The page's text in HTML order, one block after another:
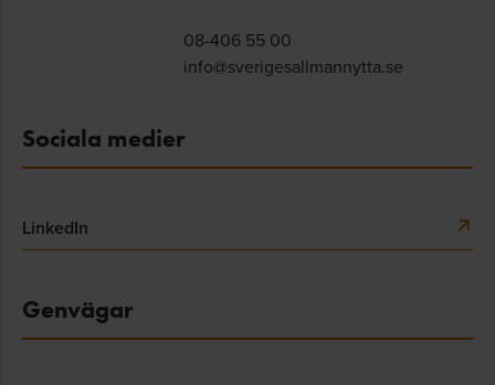
08-406 55 00
info@sverigesallmannytta.se
Sociala medier
LinkedIn
Genvägar